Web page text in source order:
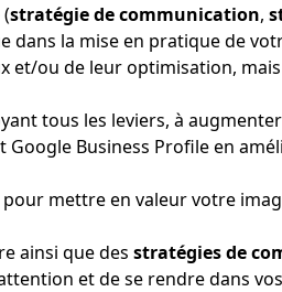
stratégie de communication,
dans la mise en pratique de
ou de leur optimisation,
tous les leviers, à
Google Business Profile en
mettre en valeur votre
ainsi que des stratégies de
et de se rendre dans